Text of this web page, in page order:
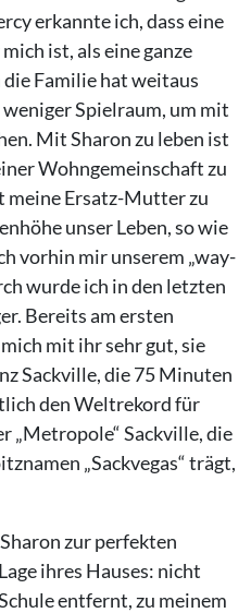
erkannte ich, dass eine
ist, als eine ganze
Familie hat weitaus
Spielraum, um mit
Mit Sharon zu leben ist
Wohngemeinschaft zu
meine Ersatz-Mutter zu
unser Leben, so wie
vorhin mir unserem „way-
wurde ich in den letzten
Bereits am ersten
mit ihr sehr gut, sie
Sackville, die 75 Minuten
den Weltrekord für
„Metropole“ Sackville, die
„Sackvegas“ trägt,
zur perfekten
ihres Hauses: nicht
entfernt, zu meinem